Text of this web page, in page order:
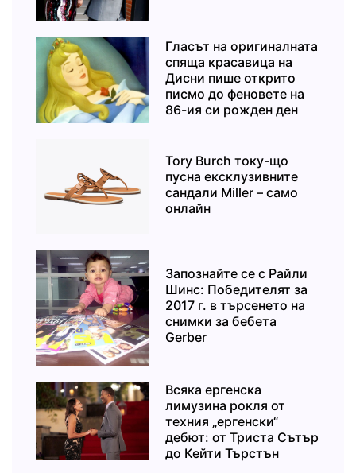
Гласът на оригиналната
спяща красавица на
Дисни пише открито
писмо до феновете на
86-ия си рожден ден
Tory Burch току-що
пусна ексклузивните
сандали Miller – само
онлайн
Запознайте се с Райли
Шинс: Победителят за
2017 г. в търсенето на
снимки за бебета
Gerber
Всяка ергенска
лимузина рокля от
техния „ергенски“
дебют: от Триста Сътър
до Кейти Търстън